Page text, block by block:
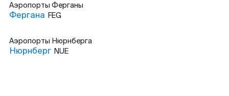
Аэропорты Ферганы
Фергана FEG
Аэропорты Нюрнберга
Нюрнберг NUE